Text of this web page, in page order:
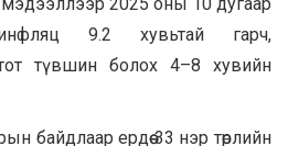
9.2 хувьтай гарч,
түвшин болох 4–8 хувийн
байдлаар ердөө 33 нэр төрлийн